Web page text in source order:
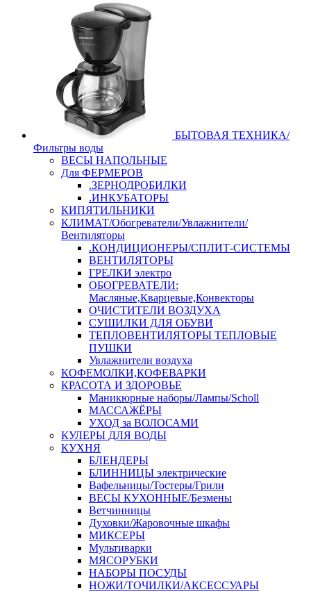
БЫТОВАЯ ТЕХНИКА/
Фильтры воды
ВЕСЫ НАПОЛЬНЫЕ
Для ФЕРМЕРОВ
.ЗЕРНОДРОБИЛКИ
.ИНКУБАТОРЫ
КИПЯТИЛЬНИКИ
КЛИМАТ/Обогреватели/Увлажнители/
Вентиляторы
.КОНДИЦИОНЕРЫ/СПЛИТ-СИСТЕМЫ
ВЕНТИЛЯТОРЫ
ГРЕЛКИ электро
ОБОГРЕВАТЕЛИ:
Масляные,Кварцевые,Конвекторы
ОЧИСТИТЕЛИ ВОЗДУХА
СУШИЛКИ ДЛЯ ОБУВИ
ТЕПЛОВЕНТИЛЯТОРЫ ТЕПЛОВЫЕ
ПУШКИ
Увлажнители воздуха
КОФЕМОЛКИ,КОФЕВАРКИ
КРАСОТА И ЗДОРОВЬЕ
Маникюрные наборы/Лампы/Scholl
МАССАЖЁРЫ
УХОД за ВОЛОСАМИ
КУЛЕРЫ ДЛЯ ВОДЫ
КУХНЯ
БЛЕНДЕРЫ
БЛИННИЦЫ электрические
Вафельницы/Тостеры/Грили
ВЕСЫ КУХОННЫЕ/Безмены
Ветчинницы
Духовки/Жаровочные шкафы
МИКСЕРЫ
Мультиварки
МЯСОРУБКИ
НАБОРЫ ПОСУДЫ
НОЖИ/ТОЧИЛКИ/АКСЕССУАРЫ